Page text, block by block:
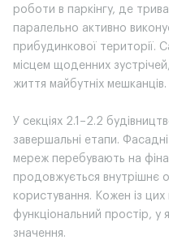
роботи в паркінгу, де
паралельно активно
прибудинкової території.
місцем щоденних
життя майбутніх мешканців.
У секціях 2.1–2.2
завершальні етапи.
мереж перебувають на
продовжується внутрішнє
користування. Кожен із цих
функціональний простір,
значення.